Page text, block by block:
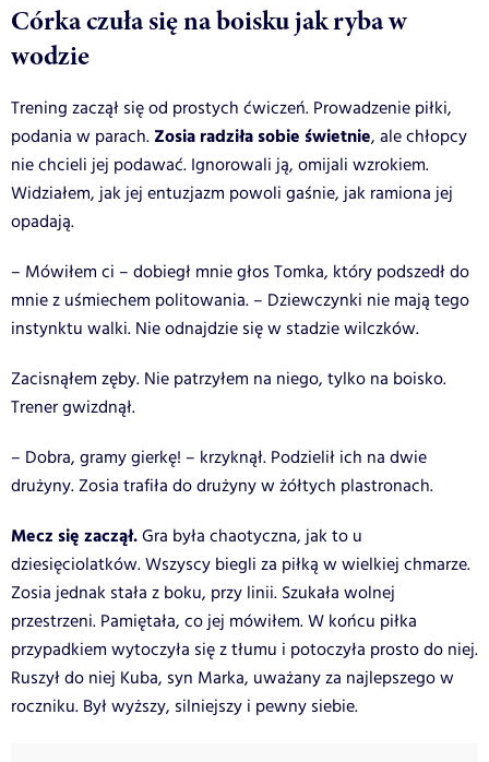
Córka czuła się na boisku jak ryba w
wodzie
Trening zaczął się od prostych ćwiczeń. Prowadzenie piłki,
podania w parach. Zosia radziła sobie świetnie, ale chłopcy
nie chcieli jej podawać. Ignorowali ją, omijali wzrokiem.
Widziałem, jak jej entuzjazm powoli gaśnie, jak ramiona jej
opadają.
– Mówiłem ci – dobiegł mnie głos Tomka, który podszedł do
mnie z uśmiechem politowania. – Dziewczynki nie mają tego
instynktu walki. Nie odnajdzie się w stadzie wilczków.
Zacisnąłem zęby. Nie patrzyłem na niego, tylko na boisko.
Trener gwizdnął.
– Dobra, gramy gierkę! – krzyknął. Podzielił ich na dwie
drużyny. Zosia trafiła do drużyny w żółtych plastronach.
Mecz się zaczął.Gra była chaotyczna, jak to u
dziesięciolatków. Wszyscy biegli za piłką w wielkiej chmarze.
Zosia jednak stała z boku, przy linii. Szukała wolnej
przestrzeni. Pamiętała, co jej mówiłem. W końcu piłka
przypadkiem wytoczyła się z tłumu i potoczyła prosto do niej.
Ruszył do niej Kuba, syn Marka, uważany za najlepszego w
roczniku. Był wyższy, silniejszy i pewny siebie.